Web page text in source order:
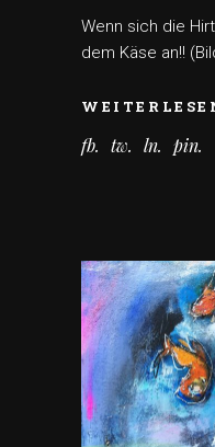
Wenn sich die
dem Käse an!!
fb tw ln pin